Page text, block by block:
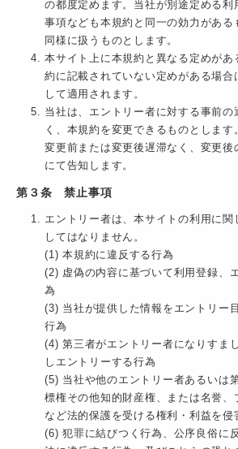
の都度定めます。当社が別途定める利
事項なども本規約と同一の効力がある
同様に扱うものとします。
本サイト上に本規約と異なる定めがあ
約に記載されていない定めがある場合
して適用されます。
当社は、エントリー者に対する事前の
く、本規約を変更できるものとします
変更前または変更後遅滞なく、変更後
にて告知します。
第３条 禁止事項
エントリー者は、本サイトの利用に関
してはなりません。
(1) 本規約に違反する行為
(2) 虚偽の内容に基づいて利用登録、
為
(3) 当社が提供した情報をエントリー
行為
(4) 第三者がエントリー者になりすま
しエントリーする行為
(5) 当社や他のエントリー者あるいは
標権その他知的財産権、または名誉、
など法的保護を受ける権利・利益を侵
(6) 犯罪に結びつく行為、公序良俗に